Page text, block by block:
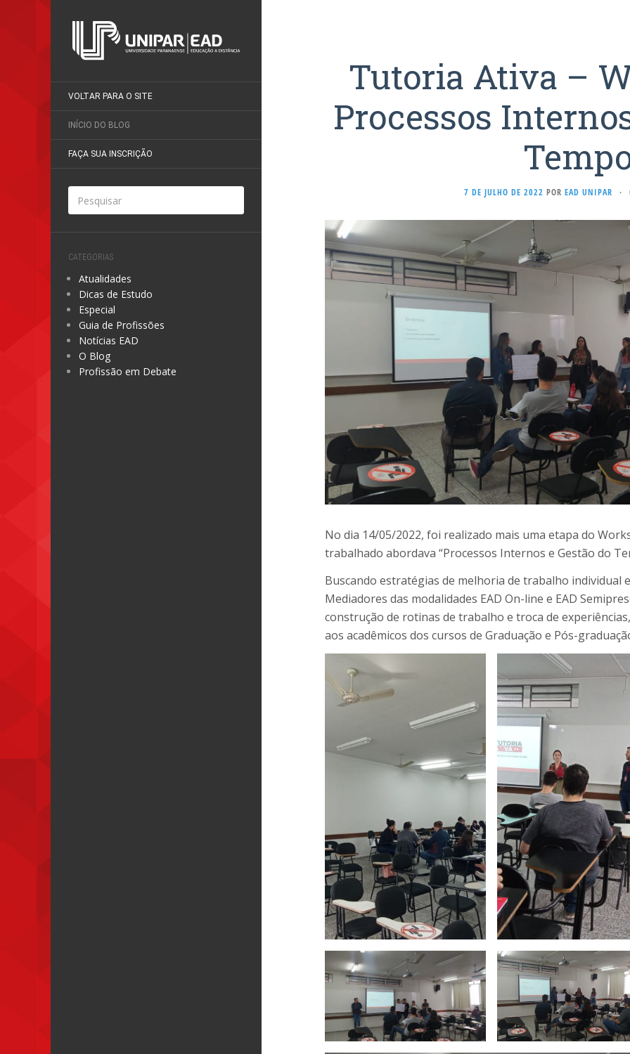
VOLTAR PARA O SITE
INÍCIO DO BLOG
FAÇA SUA INSCRIÇÃO
CATEGORIAS
Atualidades
Dicas de Estudo
Especial
Guia de Profissões
Notícias EAD
O Blog
Profissão em Debate
Tutoria Ativa –
Processos
7 DE JULHO DE 2022 POR EAD UNIPAR ·
No dia 14/05/2022, foi realizado mais uma etapa do
trabalhado abordava “Processos Internos e Gestão do
Buscando estratégias de melhoria de trabalho individual
Mediadores das modalidades EAD On-line e EAD
construção de rotinas de trabalho e troca de
aos acadêmicos dos cursos de Graduação e Pós-